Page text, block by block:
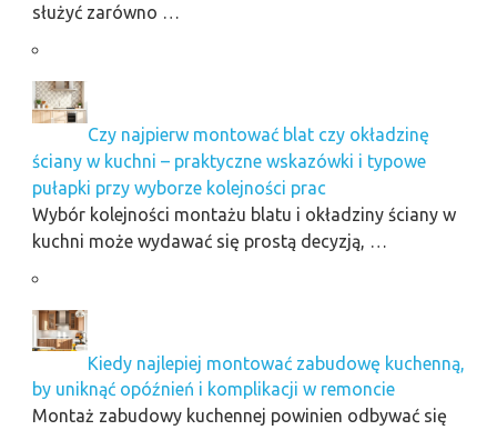
służyć zarówno …
Czy najpierw montować blat czy okładzinę
ściany w kuchni – praktyczne wskazówki i typowe
pułapki przy wyborze kolejności prac
Wybór kolejności montażu blatu i okładziny ściany w
kuchni może wydawać się prostą decyzją, …
Kiedy najlepiej montować zabudowę kuchenną,
by uniknąć opóźnień i komplikacji w remoncie
Montaż zabudowy kuchennej powinien odbywać się